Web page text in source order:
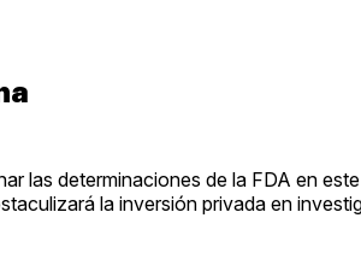
las determinaciones de la FDA en
la inversión privada en